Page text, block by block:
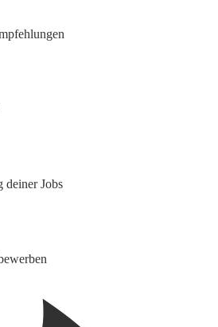
deiner Jobs